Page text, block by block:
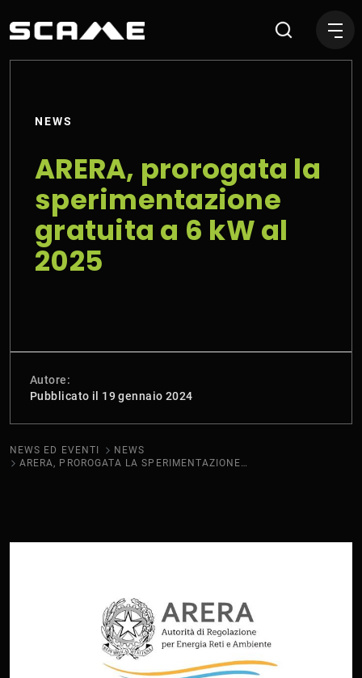
NEWS
ARERA, prorogata la
sperimentazione
gratuita a 6 kW al
2025
Autore:
Pubblicato il 19 gennaio 2024
NEWS ED EVENTI
NEWS
ARERA, PROROGATA LA SPERIMENTAZIONE GRATUITA A 6 KW AL 2025